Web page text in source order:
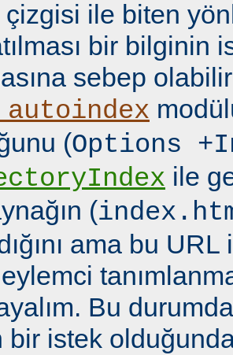
çizgisi ile biten
bir bilginin
sebep
(Options
ile
(
ama bu
Bu
bir istek